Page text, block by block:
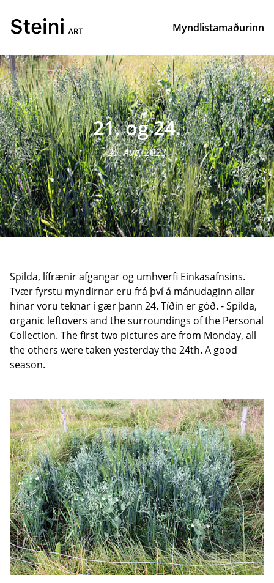
Myndlistamaðurinn
21. og 24.
25, Aug, 2023
Spilda, lífrænir afgangar og umhverfi Einkasafnsins.
Tvær fyrstu myndirnar eru frá því á mánudaginn allar
hinar voru teknar í gær þann 24. Tíðin er góð. - Spilda,
organic leftovers and the surroundings of the Personal
Collection. The first two pictures are from Monday, all
the others were taken yesterday the 24th. A good
season.